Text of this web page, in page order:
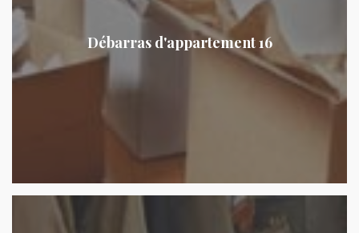
Débarras d'appartement 16